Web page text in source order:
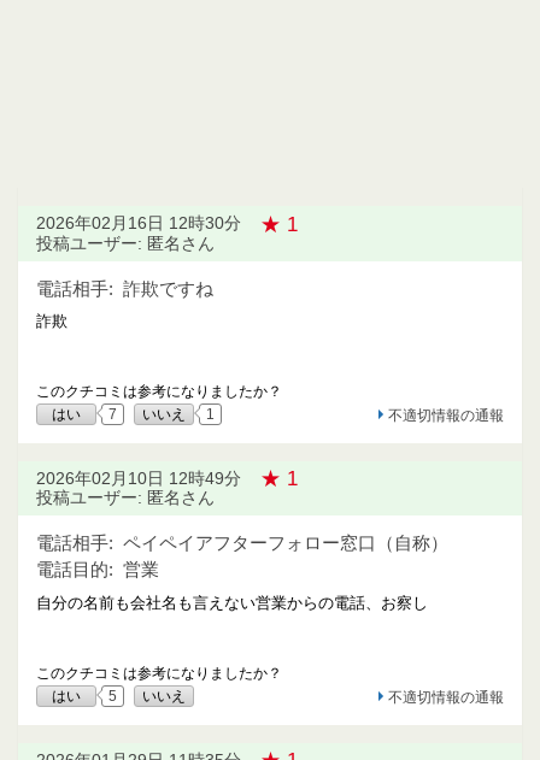
2026年02月16日 12時30分 ★ 1
投稿ユーザー: 匿名さん
電話相手: 詐欺ですね
詐欺
このクチコミは参考になりましたか？
はい
7 いいえ 1 不適切情報の通報
2026年02月10日 12時49分 ★ 1
投稿ユーザー: 匿名さん
電話相手: ペイペイアフターフォロー窓口（自称）
電話目的: 営業
自分の名前も会社名も言えない営業からの電話、お察し
このクチコミは参考になりましたか？
はい
5 いいえ 不適切情報の通報